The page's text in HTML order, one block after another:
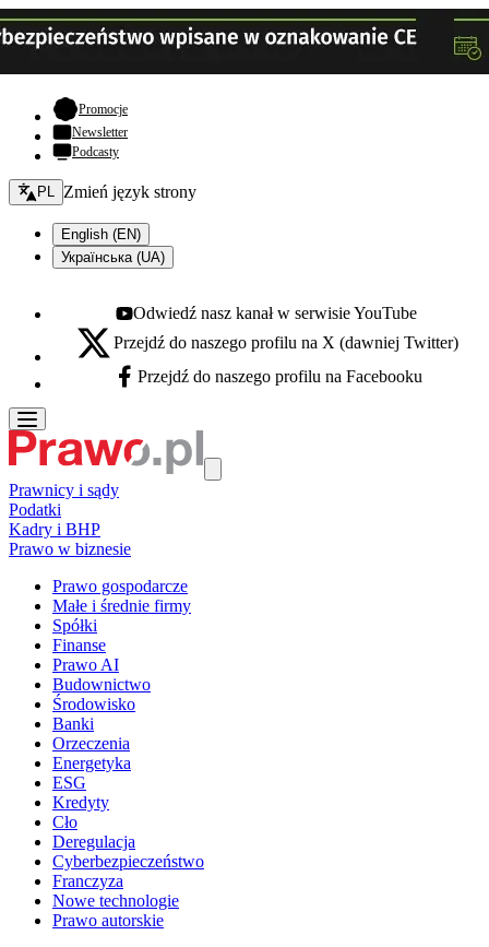
Promocje- otwiera się w nowej karcie
Newsletter
Podcasty
Zmień język - bieżący:
PL Zmień język strony
English (EN)
Українська (UA)
Youtube - otwiera się w nowej karcie
Odwiedź nasz kanał w serwisie YouTube
X - otwiera się w nowej karcie
Przejdź do naszego profilu na X (dawniej Twitter)
Facebook - otwiera się w nowej karcie
Przejdź do naszego profilu na Facebooku
Prawnicy i sądy
Podatki
Kadry i BHP
Prawo w biznesie
Prawo gospodarcze
Małe i średnie firmy
Spółki
Finanse
Prawo AI
Budownictwo
Środowisko
Banki
Orzeczenia
Energetyka
ESG
Kredyty
Cło
Deregulacja
Cyberbezpieczeństwo
Franczyza
Nowe technologie
Prawo autorskie